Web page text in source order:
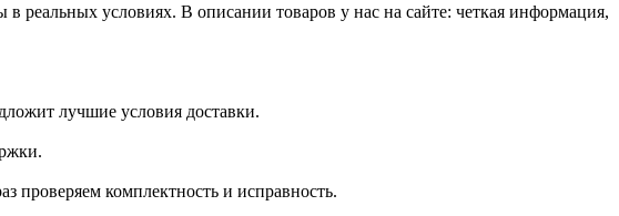
реальных условиях. В описании товаров у нас на сайте: четкая информация,
лучшие условия доставки.
проверяем комплектность и исправность.